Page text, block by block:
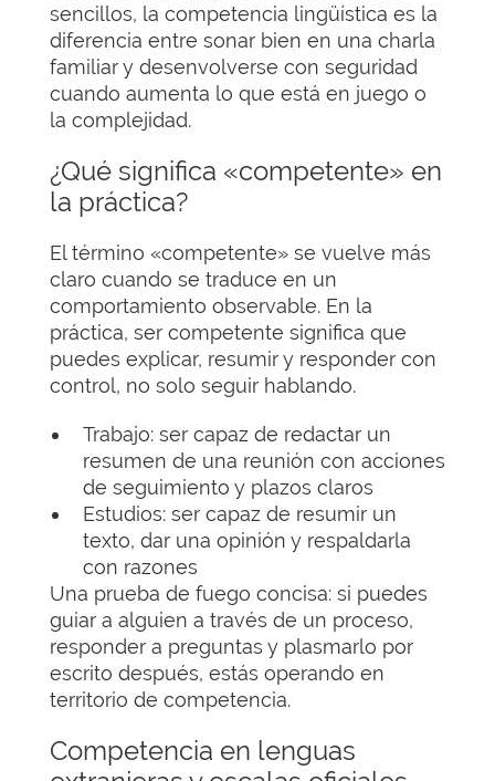
sencillos, la competencia lingüística es la
diferencia entre sonar bien en una charla
familiar y desenvolverse con seguridad
cuando aumenta lo que está en juego o
la complejidad.
¿Qué significa «competente» en
la práctica?
El término «competente» se vuelve más
claro cuando se traduce en un
comportamiento observable. En la
práctica, ser competente significa que
puedes explicar, resumir y responder con
control, no solo seguir hablando.
Trabajo: ser capaz de redactar un
resumen de una reunión con acciones
de seguimiento y plazos claros
Estudios: ser capaz de resumir un
texto, dar una opinión y respaldarla
con razones
Una prueba de fuego concisa: si puedes
guiar a alguien a través de un proceso,
responder a preguntas y plasmarlo por
escrito después, estás operando en
territorio de competencia.
Competencia en lenguas